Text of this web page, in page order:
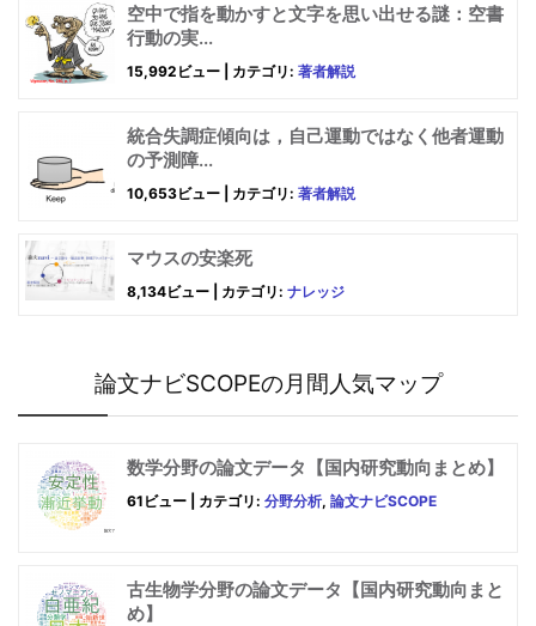
空中で指を動かすと文字を思い出せる謎：空書
行動の実...
15,992ビュー カテゴリ: 著者解説
統合失調症傾向は，自己運動ではなく他者運動
の予測障...
10,653ビュー カテゴリ: 著者解説
マウスの安楽死
8,134ビュー カテゴリ: ナレッジ
論文ナビSCOPEの月間人気マップ
数学分野の論文データ【国内研究動向まとめ】
61ビュー カテゴリ: 分野分析, 論文ナビSCOPE
古生物学分野の論文データ【国内研究動向まと
め】